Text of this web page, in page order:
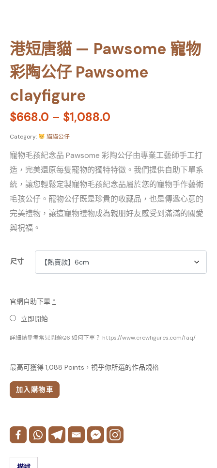
港短唐貓 — Pawsome 寵物
彩陶公仔 Pawsome
clayfigure
$668.0 – $1,088.0
Category: 貓貓公仔
寵物毛孩紀念品 Pawsome 彩陶公仔由專業工藝師手工打
造，完美還原每隻寵物的獨特特徵。我們提供自助下單系
統，讓您輕鬆定製寵物毛孩紀念品屬於您的寵物手作藝術
毛孩公仔。寵物公仔既是珍貴的收藏品，也是傳遞心意的
完美禮物，讓這寵物禮物成為親朋好友感受到滿滿的關愛
與祝福。
尺寸
官網自助下單 *
立即開始
詳細請參考常見問題Q6 如何下單？ https://www.crewfigures.com/faq/
最高可獲得 1,088 Points，視乎你所選的作品規格
加入購物車